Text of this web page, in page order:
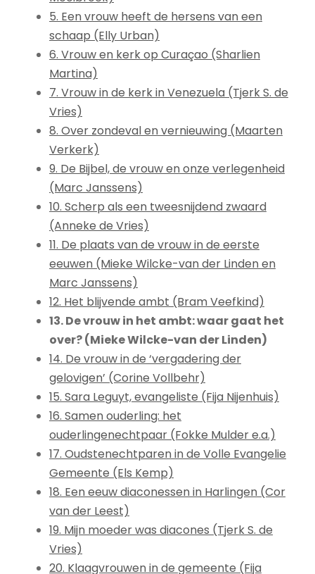
5. Een vrouw heeft de hersens van een
schaap (Elly Urban)
6. Vrouw en kerk op Curaçao (Sharlien
Martina)
7. Vrouw in de kerk in Venezuela (Tjerk S. de
Vries)
8. Over zondeval en vernieuwing (Maarten
Verkerk)
9. De Bijbel, de vrouw en onze verlegenheid
(Marc Janssens)
10. Scherp als een tweesnijdend zwaard
(Anneke de Vries)
11. De plaats van de vrouw in de eerste
eeuwen (Mieke Wilcke-van der Linden en
Marc Janssens)
12. Het blijvende ambt (Bram Veefkind)
13. De vrouw in het ambt: waar gaat het
over? (Mieke Wilcke-van der Linden)
14. De vrouw in de ‘vergadering der
gelovigen’ (Corine Vollbehr)
15. Sara Leguyt, evangeliste (Fija Nijenhuis)
16. Samen ouderling: het
ouderlingenechtpaar (Fokke Mulder e.a.)
17. Oudstenechtparen in de Volle Evangelie
Gemeente (Els Kemp)
18. Een eeuw diaconessen in Harlingen (Cor
van der Leest)
19. Mijn moeder was diacones (Tjerk S. de
Vries)
20. Klaagvrouwen in de gemeente (Fija